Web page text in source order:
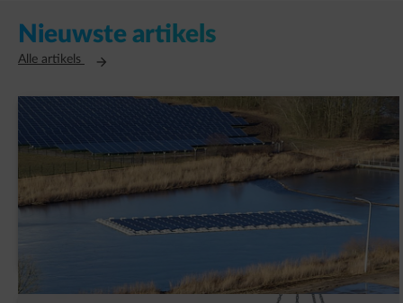
Nieuwste artikels
Alle artikels Opent in een nieuw tabblad
AVK Plastics tekent een PPA met ENGIE